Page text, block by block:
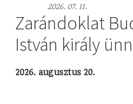
2026. 07. 11.
Zarándoklat
István király
2026. augusztus 20.